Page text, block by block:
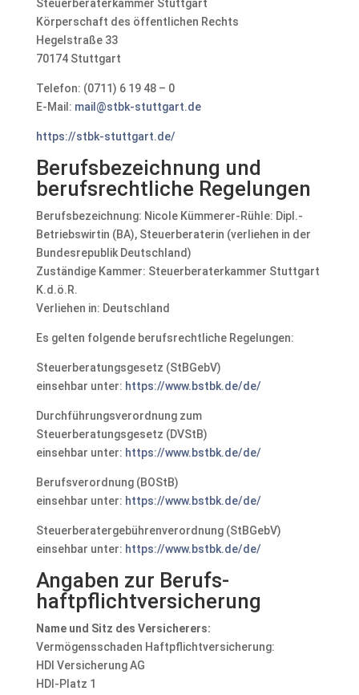
Steuerberaterkammer Stuttgart
Körperschaft des öffentlichen Rechts
Hegelstraße 33
70174 Stuttgart
Telefon: (0711) 6 19 48 – 0
E-Mail: mail@stbk-stuttgart.de
https://stbk-stuttgart.de/
Berufsbezeichnung und
berufsrechtliche Regelungen
Berufsbezeichnung: Nicole Kümmerer-Rühle: Dipl.-
Betriebswirtin (BA), Steuerberaterin (verliehen in der
Bundesrepublik Deutschland)
Zuständige Kammer: Steuerberaterkammer Stuttgart
K.d.ö.R.
Verliehen in: Deutschland
Es gelten folgende berufsrechtliche Regelungen:
Steuerberatungsgesetz (StBGebV)
einsehbar unter: https://www.bstbk.de/de/
Durchführungsverordnung zum
Steuerberatungsgesetz (DVStB)
einsehbar unter: https://www.bstbk.de/de/
Berufsverordnung (BOStB)
einsehbar unter: https://www.bstbk.de/de/
Steuerberatergebührenverordnung (StBGebV)
einsehbar unter: https://www.bstbk.de/de/
Angaben zur Berufs­
haftpflicht­versicherung
Name und Sitz des Versicherers:
Vermögensschaden Haftpflichtversicherung:
HDI Versicherung AG
HDI-Platz 1